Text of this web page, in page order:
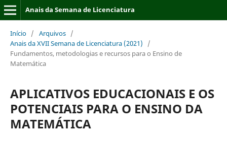
Anais da Semana de Licenciatura
Início / Arquivos /
Anais da XVII Semana de Licenciatura (2021)
/
Fundamentos, metodologias e recursos para o Ensino de
Matemática
APLICATIVOS EDUCACIONAIS E OS
POTENCIAIS PARA O ENSINO DA
MATEMÁTICA